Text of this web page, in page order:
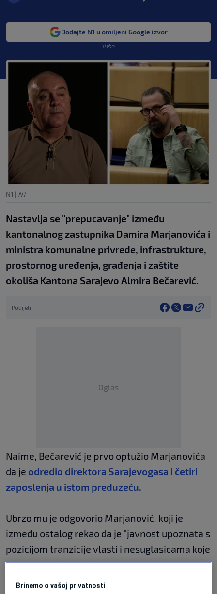
Dodajte N1 u omiljeni Google izvor
Više
N1 | N1
Nastavlja se "prepucavanje" između
kantonalnog zastupnika Damira Marjanovića i
ministra komunalne privrede, infrastrukture,
prostornog uređenja, građenja i zaštite
okoliša Kantona Sarajevo Almira Bečarević.
Podijeli
Oglas
Naime, Bečarević je prvo optužio Marjanovića
da je odredio direktora Sarajevogasa i četiri
zaposlenja u istom preduzeću.
Ubrzo mu je odgovorio Marjanović, koji je
između ostalog rekao da je "javnost upoznata s
pozicijom tranzicije vlasti i nesuglasicama koje
gospodin Bečarević ima u medijima s
političkom trojkom".
Brinemo o vašoj privatnosti